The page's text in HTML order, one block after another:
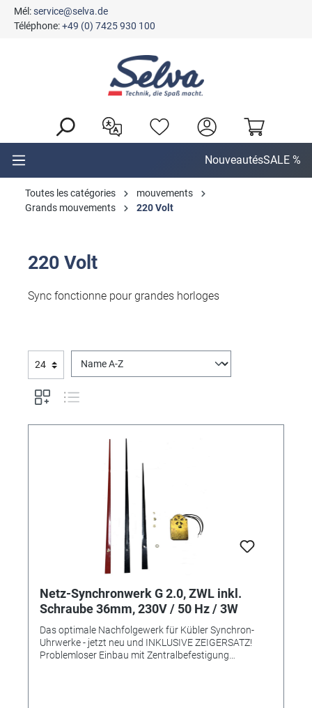
principal
Mél:service@selva.de
Téléphone:+49 (0) 7425 930 100
NouveautésSALE %
Toutes les catégories
mouvements
Grands mouvements
220 Volt
220 Volt
Sync fonctionne pour grandes horloges
Netz-Synchronwerk G 2.0, ZWL inkl.
Schraube 36mm, 230V / 50 Hz / 3W
Das optimale Nachfolgewerk für Kübler Synchron-
Uhrwerke - jetzt neu und INKLUSIVE ZEIGERSATZ!
Problemloser Einbau mit Zentralbefestigung